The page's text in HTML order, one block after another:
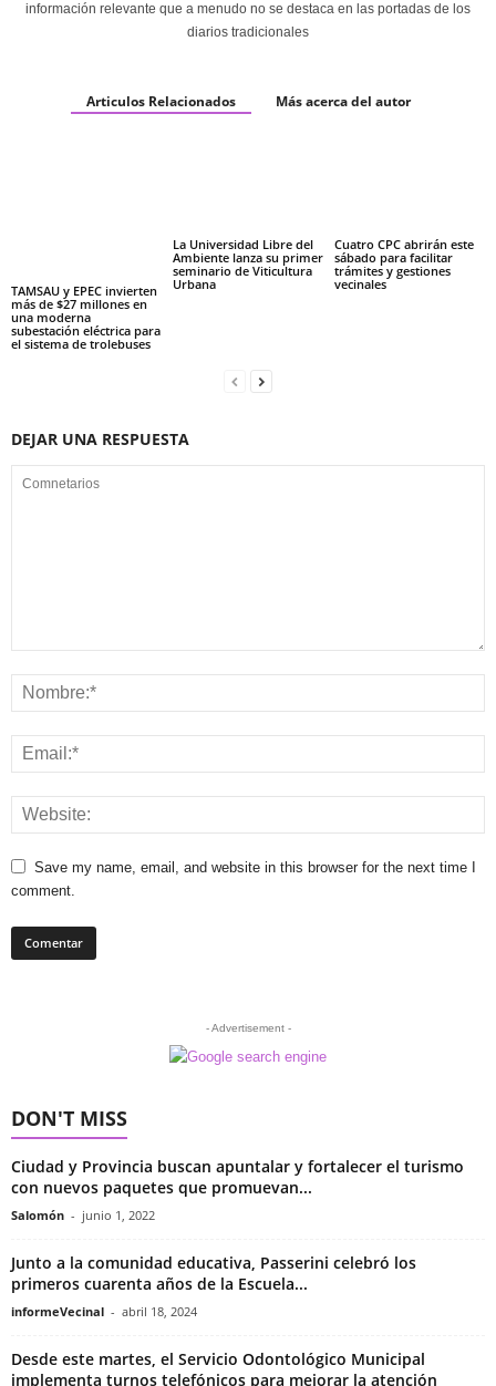
información relevante que a menudo no se destaca en las portadas de los
diarios tradicionales
Articulos Relacionados Más acerca del autor
TAMSAU y EPEC invierten
más de $27 millones en
una moderna
subestación eléctrica para
el sistema de trolebuses
La Universidad Libre del
Ambiente lanza su primer
seminario de Viticultura
Urbana
Cuatro CPC abrirán este
sábado para facilitar
trámites y gestiones
vecinales
DEJAR UNA RESPUESTA
Save my name, email, and website in this browser for the next time I
comment.
- Advertisement -
DON'T MISS
Ciudad y Provincia buscan apuntalar y fortalecer el turismo
con nuevos paquetes que promuevan...
Salomón - junio 1, 2022
Junto a la comunidad educativa, Passerini celebró los
primeros cuarenta años de la Escuela...
informeVecinal - abril 18, 2024
Desde este martes, el Servicio Odontológico Municipal
implementa turnos telefónicos para mejorar la atención